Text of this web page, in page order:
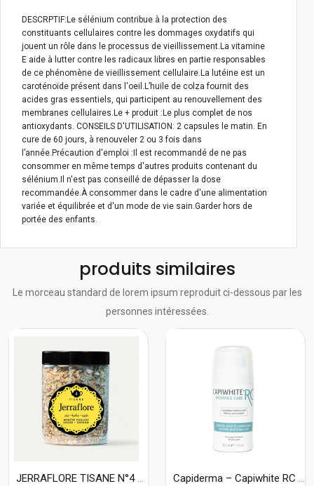
DESCRPTIF:Le sélénium contribue à la protection des
constituants cellulaires contre les dommages oxydatifs qui
jouent un rôle dans le processus de vieillissement.La vitamine
E aide à lutter contre les radicaux libres en partie responsables
de ce phénomène de vieillissement cellulaire.La lutéine est un
caroténoïde présent dans l'oeil.L’huile de colza fournit des
acides gras essentiels, qui participent au renouvellement des
membranes cellulaires.Le + produit :Le plus complet de nos
antioxydants. CONSEILS D'UTILISATION: 2 capsules le matin. En
cure de 60 jours, à renouveler 2 ou 3 fois dans
l’année.Précaution d'emploi :Il est recommandé de ne pas
consommer en même temps d'autres produits contenant du
sélénium.Il n'est pas conseillé de dépasser la dose
recommandée.À consommer dans le cadre d'une alimentation
variée et équilibrée et d'un mode de vie sain.Garder hors de
portée des enfants.
produits similaires
Le morceau standard de lorem ipsum reproduit ci-dessous par les
personnes intéressées.
JERRAFLORE TISANE N°4 40g Tisane MÉNOPAUSE Capiderma – Capiwhite RC Soin de jour éclaircissant SPF15 – 30 ml